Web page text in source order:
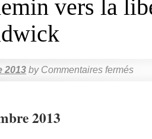
vers la
2013 by Commentaires fermés
2013